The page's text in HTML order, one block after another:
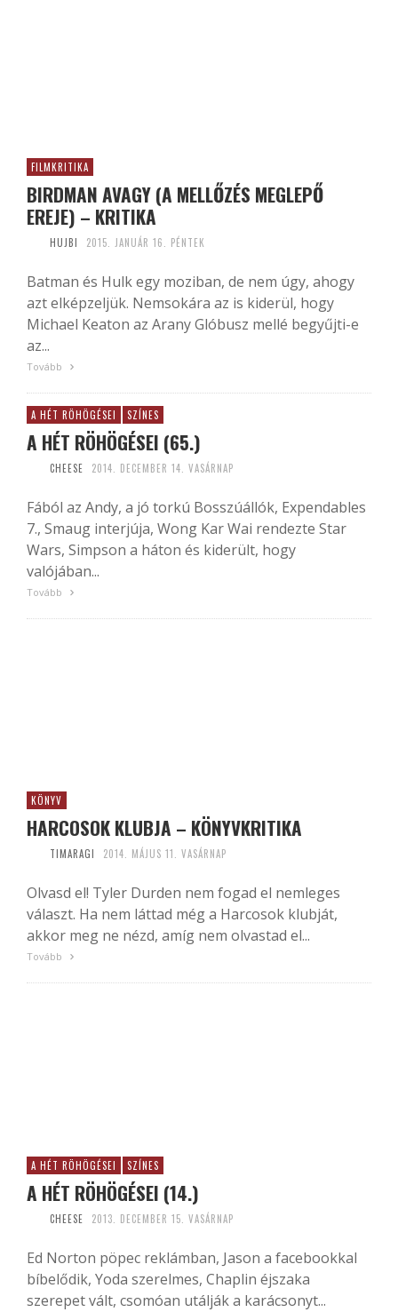
FILMKRITIKA
BIRDMAN AVAGY (A MELLŐZÉS MEGLEPŐ
EREJE) – KRITIKA
HUJBI 2015. JANUÁR 16. PÉNTEK
Batman és Hulk egy moziban, de nem úgy, ahogy
azt elképzeljük. Nemsokára az is kiderül, hogy
Michael Keaton az Arany Glóbusz mellé begyűjti-e
az...
Tovább
A HÉT RÖHÖGÉSEI SZÍNES
A HÉT RÖHÖGÉSEI (65.)
CHEESE 2014. DECEMBER 14. VASÁRNAP
Fából az Andy, a jó torkú Bosszúállók, Expendables
7., Smaug interjúja, Wong Kar Wai rendezte Star
Wars, Simpson a háton és kiderült, hogy
valójában...
Tovább
KÖNYV
HARCOSOK KLUBJA – KÖNYVKRITIKA
TIMARAGI 2014. MÁJUS 11. VASÁRNAP
Olvasd el! Tyler Durden nem fogad el nemleges
választ. Ha nem láttad még a Harcosok klubját,
akkor meg ne nézd, amíg nem olvastad el...
Tovább
A HÉT RÖHÖGÉSEI SZÍNES
A HÉT RÖHÖGÉSEI (14.)
CHEESE 2013. DECEMBER 15. VASÁRNAP
Ed Norton pöpec reklámban, Jason a facebookkal
bíbelődik, Yoda szerelmes, Chaplin éjszaka
szerepet vált, csomóan utálják a karácsonyt...